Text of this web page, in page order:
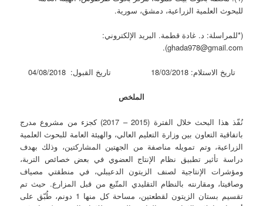
للبحوث العلمية الزراعية، دمشق، سورية.
(*للمراسلة: د. غادة قطمة. البريد الإلكتروني:
ghada978@gmail.com).
تاريخ الاستلام: 18/03/2018 تاريخ القبول: 04/08/2018
الملخص
نُفّذ هذا البحث خلال الفترة (2015 – 2017) كجزء من مشروع مدرج
باتفاقية التعاون بين وزارة التعليم العالي، والهيئة العامة للبحوث العلمية
الزراعية، وتم تمويله مناصفة من الجهتين المشاركتين، وذلك بهدف
دراسة تأثير تطبيق نظام الإنتاج العضوي في بعض خصائص التربة،
ومؤشرات الإنتاجية لصنف الزيتون الدعيبلي، في منطقتي مصياف
وصافيتا، ومقارنته بالنظام التقليدي المتّبع من قبل المزارع. حيث تم
تقسيم بستان الزيتون لقطعتين، مساحة كل منها 1 دونم، طُبّق على